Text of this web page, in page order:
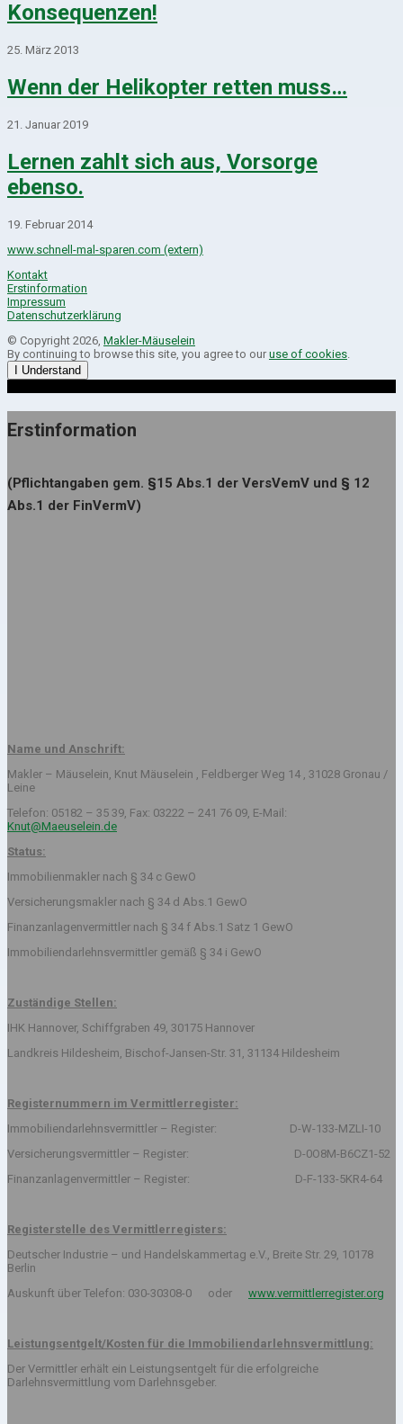
Konsequenzen!
25. März 2013
Wenn der Helikopter retten muss…
21. Januar 2019
Lernen zahlt sich aus, Vorsorge
ebenso.
19. Februar 2014
www.schnell-mal-sparen.com (extern)
Kontakt
Erstinformation
Impressum
Datenschutzerklärung
© Copyright 2026, Makler-Mäuselein
By continuing to browse this site, you agree to our use of cookies
I Understand
Erstinformation
(Pflichtangaben gem. §15 Abs.1 der VersVemV und § 12
Abs.1 der FinVermV)
Name und Anschrift:
Makler – Mäuselein, Knut Mäuselein , Feldberger Weg 14 , 31028 Gronau /
Leine
Telefon: 05182 – 35 39, Fax: 03222 – 241 76 09, E-Mail:
Knut@Maeuselein.de
Status:
Immobilienmakler nach § 34 c GewO
Versicherungsmakler nach § 34 d Abs.1 GewO
Finanzanlagenvermittler nach § 34 f Abs.1 Satz 1 GewO
Immobiliendarlehnsvermittler gemäß § 34 i GewO
Zuständige Stellen:
IHK Hannover, Schiffgraben 49, 30175 Hannover
Landkreis Hildesheim, Bischof-Jansen-Str. 31, 31134 Hildesheim
Registernummern im Vermittlerregister:
Immobiliendarlehnsvermittler – Register: D-W-133-MZLI-10
Versicherungsvermittler – Register: D-0O8M-B6CZ1-52
Finanzanlagenvermittler – Register: D-F-133-5KR4-64
Registerstelle des Vermittlerregisters:
Deutscher Industrie – und Handelskammertag e.V., Breite Str. 29, 10178
Berlin
Auskunft über Telefon: 030-30308-0 oder www.vermittlerregister.org
Leistungsentgelt/Kosten für die Immobiliendarlehnsvermittlung:
Der Vermittler erhält ein Leistungsentgelt für die erfolgreiche
Darlehnsvermittlung vom Darlehnsgeber.